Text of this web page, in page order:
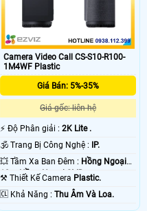
Camera Video Call CS-S10-R100-
1M4WF Plastic
Giá Bán: 5%-35%
Giá gốc: liên hệ
️⚡ Độ Phân giải :2K Lite .
🕉️ Trang Bị Công Nghệ :
IP.
💥 Tầm Xa Ban Đêm : Hồng Ngoại
10m Hồng Ngoại SMD.
⚒ Thiết Kế Camera Plastic.
️🆑 Khả Năng :Thu Âm Và Loa.